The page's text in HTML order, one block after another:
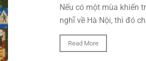
Nếu có một mùa khiến
nghĩ về Hà Nội, thì đó
Read More